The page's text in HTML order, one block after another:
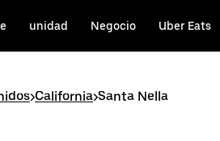
unidad Negocio Uber Eats
>California>Santa Nella